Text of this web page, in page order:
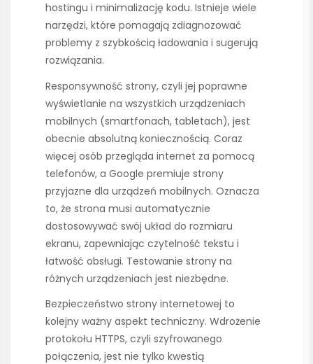
hostingu i minimalizację kodu. Istnieje wiele
narzędzi, które pomagają zdiagnozować
problemy z szybkością ładowania i sugerują
rozwiązania.
Responsywność strony, czyli jej poprawne
wyświetlanie na wszystkich urządzeniach
mobilnych (smartfonach, tabletach), jest
obecnie absolutną koniecznością. Coraz
więcej osób przegląda internet za pomocą
telefonów, a Google premiuje strony
przyjazne dla urządzeń mobilnych. Oznacza
to, że strona musi automatycznie
dostosowywać swój układ do rozmiaru
ekranu, zapewniając czytelność tekstu i
łatwość obsługi. Testowanie strony na
różnych urządzeniach jest niezbędne.
Bezpieczeństwo strony internetowej to
kolejny ważny aspekt techniczny. Wdrożenie
protokołu HTTPS, czyli szyfrowanego
połączenia, jest nie tylko kwestią